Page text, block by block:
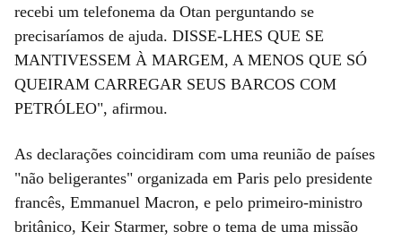
recebi um telefonema da Otan perguntando se
precisaríamos de ajuda. DISSE-LHES QUE SE
MANTIVESSEM À MARGEM, A MENOS QUE SÓ
QUEIRAM CARREGAR SEUS BARCOS COM
PETRÓLEO", afirmou.
As declarações coincidiram com uma reunião de países
"não beligerantes" organizada em Paris pelo presidente
francês, Emmanuel Macron, e pelo primeiro-ministro
britânico, Keir Starmer, sobre o tema de uma missão